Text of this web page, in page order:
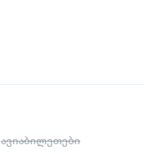
ავიაბილეთები